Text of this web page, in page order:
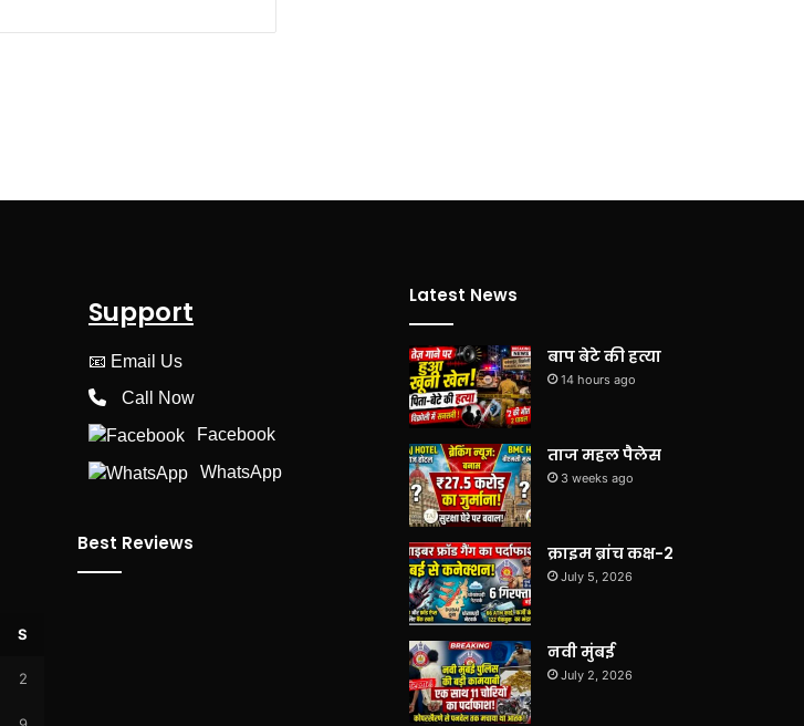
S
2
Support
📧 Email Us
Call Now
Facebook
WhatsApp
Best Reviews
Latest News
बाप बेटे की हत्या
14 hours ago
ताज महल पैलेस
3 weeks ago
क्राइम ब्रांच कक्ष-2
July 5, 2026
नवी मुंबई
July 2, 2026